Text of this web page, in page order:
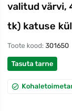
valitud värvi,
tk) katuse
Toote kood: 301650
Tasuta tarne